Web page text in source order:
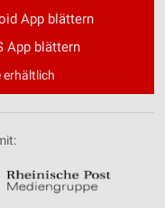
App blättern
App blättern
erhältlich